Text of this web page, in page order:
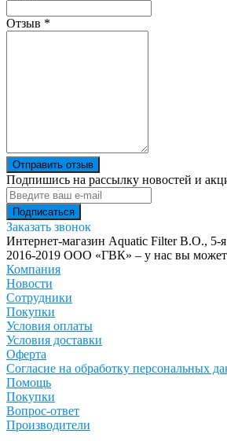
Отзыв *
Отправить отзыв
Подпишись на рассылку новостей и
Заказать звонок
Интернет-магазин Aquatic Filter В.О., 5-я
2016-2019 ООО «ГВК» – у нас вы
Компания
Новости
Сотрудники
Покупки
Условия оплаты
Условия доставки
Оферта
Согласие на обработку персональных
Помощь
Покупки
Вопрос-ответ
Производители